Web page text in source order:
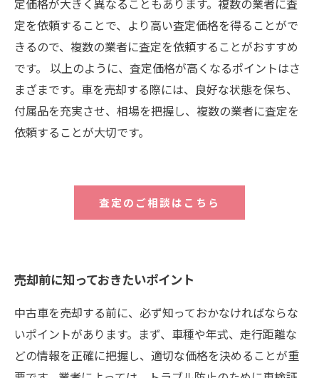
定価格が大きく異なることもあります。複数の業者に査
定を依頼することで、より高い査定価格を得ることがで
きるので、複数の業者に査定を依頼することがおすすめ
です。 以上のように、査定価格が高くなるポイントはさ
まざまです。車を売却する際には、良好な状態を保ち、
付属品を充実させ、相場を把握し、複数の業者に査定を
依頼することが大切です。
査定のご相談はこちら
売却前に知っておきたいポイント
中古車を売却する前に、必ず知っておかなければならな
いポイントがあります。まず、車種や年式、走行距離な
どの情報を正確に把握し、適切な価格を決めることが重